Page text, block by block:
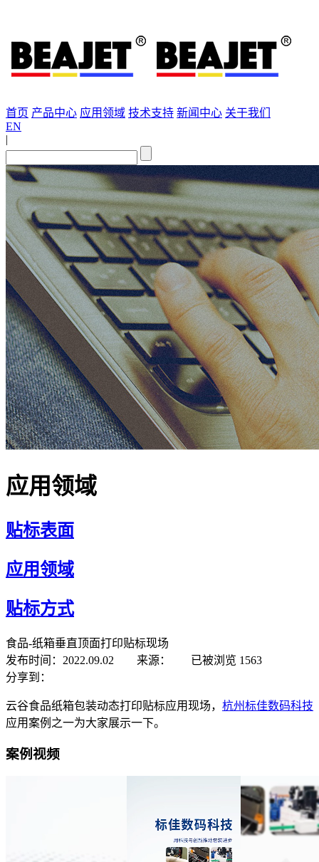
首页 产品中心 应用领域 技术支持 新闻中心 关于我们
EN
|
应用领域
贴标表面
应用领域
贴标方式
食品-纸箱垂直顶面打印贴标现场
发布时间：2022.09.02 来源：
已被浏览 1563
分享到：
云谷食品纸箱包装动态打印贴标应用现场， 杭州标佳数码科技
应用案例之一为大家展示一下。
案例视频